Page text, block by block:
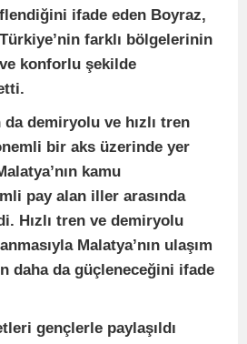
ifade eden Boyraz,
farklı bölgelerinin
konforlu şekilde
da demiryolu ve hızlı tren
bir aks üzerinde yer
kamu
pay alan iller arasında
Hızlı tren ve demiryolu
Malatya’nın ulaşım
daha da güçleneceğini ifade
gençlerle paylaşıldı